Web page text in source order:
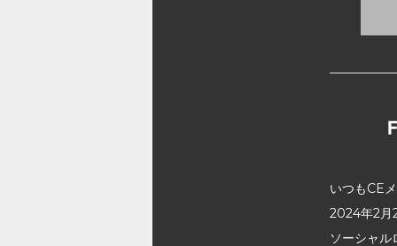
いつもCE
2024年2月
ソーシャ